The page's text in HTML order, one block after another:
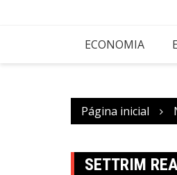
ECONOMIA
Página inicial
SETTRIM